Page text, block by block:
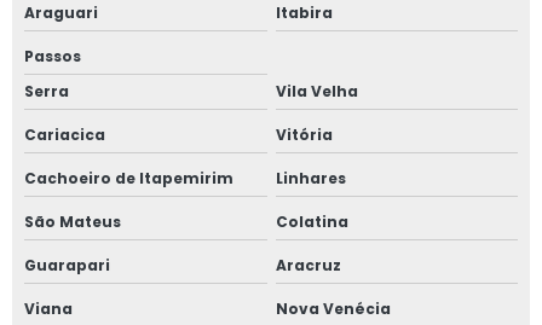
Gestão de obras na construção civil
Gestão de obras profissional
Inspeção de imóvel
Inspeção e vistoria predial
Inspeção estrutural predial
Inspeção predial
Inspeção predial condomínio
Araguari Itabira
Passos
Serra
Vila Velha
Cariacica Vitória
Cachoeiro de Itapemirim Linhares
São Mateus Colatina
Guarapari Aracruz
Viana Nova Venécia